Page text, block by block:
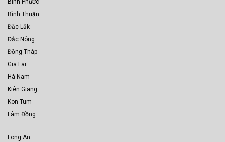
Bình Phước
Bình Thuận
Đắc Lắk
Đắc Nông
Đồng Tháp
Gia Lai
Hà Nam
Kiên Giang
Kon Tum
Lâm Đồng
Long An